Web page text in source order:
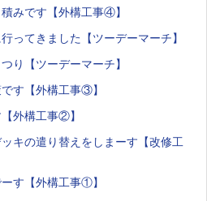
みです【外構工事④】
ってきました【ツーデーマーチ】
り【ツーデーマーチ】
す【外構工事③】
外構工事②】
キの遣り替えをしまーす【改修工
す【外構工事①】